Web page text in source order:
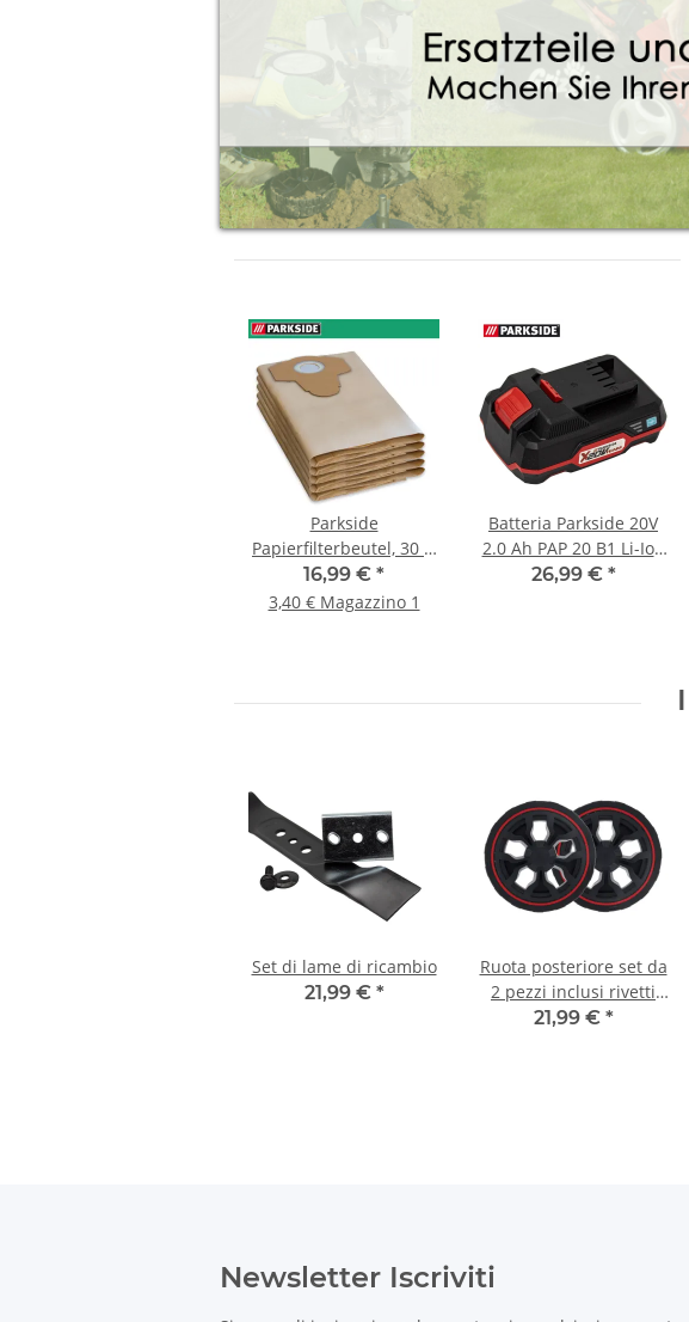
Parkside
Papierfilterbeutel, 30 L,
5er Pack, braun
16,99 € *
3,40 € Magazzino 1
Batteria Parkside 20V
2.0 Ah PAP 20 B1 Li-Ion
EU per gli strumenti
26,99 € *
Set di lame di ricambio
21,99 € *
Ruota posteriore set da
2 pezzi inclusi rivetti
23,5 cm
21,99 € *
Newsletter Iscriviti